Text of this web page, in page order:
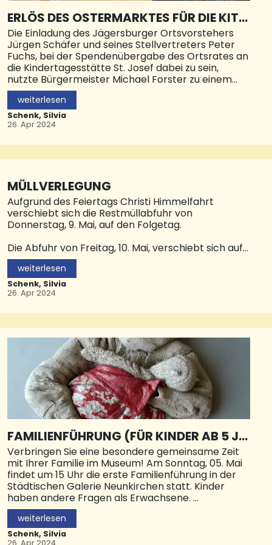
ERLÖS DES OSTERMARKTES FÜR DIE KITA
ST. JOSEF
Die Einladung des Jägersburger Ortsvorstehers
Jürgen Schäfer und seines Stellvertreters Peter
Fuchs, bei der Spendenübergabe des Ortsrates an
die Kindertagesstätte St. Josef dabei zu sein,
nutzte Bürgermeister Michael Forster zu einem
großen Lob für die Erzieherinnen in der Einrichtung.
„Die Kindertagesstätten in ihrer Gesamtheit und
natürlich auch die Kita St. Josef hier in Jägersburg
Anwesenheit von Pfarrer Pirmin Weber, der den
Träger vertrat, an die Adresse von Kita-Leiterin
Kindern so viel Wertvolles für ihr späteres Leben
mit auf den Weg geben. Diese Leistung könne man
gar nicht hoch genug bewerten, sagte der
Verwaltungschef. Zuvor hatte Michael Forster
bereits dem scheidenden Ortsvorsteher und dem
Ortsrat gedankt. „Dass der Stadtteil Jägersburg
sich so präsentiert und dass er sich ständig
weiterentwickelt, das ist vor allem das Verdienst
von Jürgen Schäfer“, sagte der Bü
weiterlesen
Schenk, Silvia
26. Apr 2024
MÜLLVERLEGUNG
Aufgrund des Feiertags Christi Himmelfahrt
verschiebt sich die Restmüllabfuhr von
Donnerstag, 9. Mai, auf den Folgetag.
Die Abfuhr von Freitag, 10. Mai, verschiebt sich auf
Samstag, 11. Mai. Die genauen Tage und Müllbezirke
sind im aktuellen Abfuhrkalender der Kreisstadt
Neunkirchen genannt.Bürgerinnen und Bürger
werden gebeten, die Müllgefäße rechtzeitig zur
weiterlesen
Schenk, Silvia
26. Apr 2024
FAMILIENFÜHRUNG (FÜR KINDER AB 5 JA
HRE)
Verbringen Sie eine besondere gemeinsame Zeit
mit Ihrer Familie im Museum! Am Sonntag, 05. Mai
findet um 15 Uhr die erste Familienführung in der
Städtischen Galerie Neunkirchen statt. Kinder
haben andere Fragen als Erwachsene.
Deshalb ist die Führung durch die Ausstellung „SEE.
ME. NOW – Stephanie Marie Roos | Menschenbilder
weiterlesen
Schenk, Silvia
26. Apr 2024